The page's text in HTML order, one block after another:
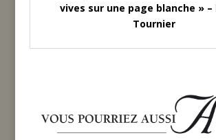
vives sur une page blanche » –
Tournier